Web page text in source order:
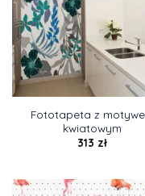
Fototapeta z
kwiatowym
313 zł